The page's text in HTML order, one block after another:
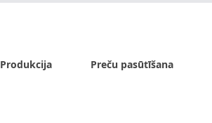
Produkcija Preču pasūtīšana